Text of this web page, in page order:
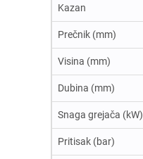
Kazan
Prečnik (mm)
Visina (mm)
Dubina (mm)
Snaga grejača (kW)
Pritisak (bar)